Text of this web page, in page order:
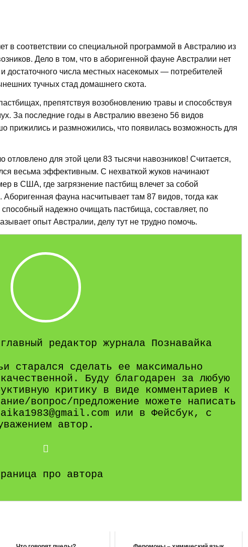
в соответствии со специальной программой в Австралию из
Дело в том, что в аборигенной фауне Австралии нет
достаточного числа местных насекомых — потребителей
тучных стад домашнего скота.
препятствуя возобновлению травы и способствуя
За последние годы в Австралию ввезено 56 видов
прижились и размножились, что появилась возможность для
отловлено для этой цели 83 тысячи навозников! Считается,
весьма эффективным. С нехваткой жуков начинают
в США, где загрязнение пастбищ влечет за собой
фауна насчитывает там 87 видов, тогда как
надежно очищать пастбища, составляет, по
опыт Австралии, делу тут не трудно помочь.
редактор журнала Познавайка
старался сделать ее максимально
Буду благодарен за любую
критику в виде комментариев к
вопрос/предложение можете написать
или в Фейсбук, с
автор.
про автора